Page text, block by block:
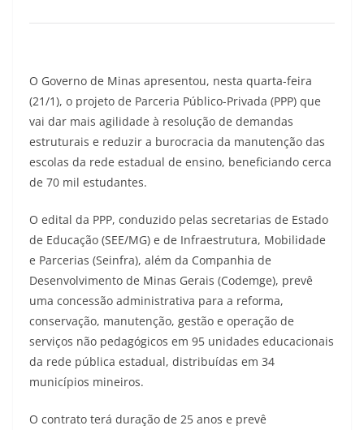
O Governo de Minas apresentou, nesta quarta-feira
(21/1), o projeto de Parceria Público-Privada (PPP) que
vai dar mais agilidade à resolução de demandas
estruturais e reduzir a burocracia da manutenção das
escolas da rede estadual de ensino, beneficiando cerca
de 70 mil estudantes.
O edital da PPP, conduzido pelas secretarias de Estado
de Educação (SEE/MG) e de Infraestrutura, Mobilidade
e Parcerias (Seinfra), além da Companhia de
Desenvolvimento de Minas Gerais (Codemge), prevê
uma concessão administrativa para a reforma,
conservação, manutenção, gestão e operação de
serviços não pedagógicos em 95 unidades educacionais
da rede pública estadual, distribuídas em 34
municípios mineiros.
O contrato terá duração de 25 anos e prevê